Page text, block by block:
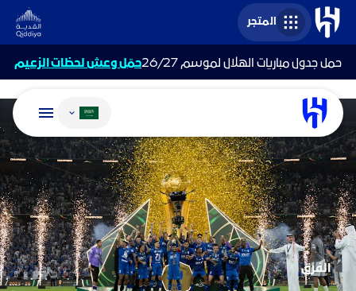
المتجر
حمل جدول مباريات الهلال لموسم 26/27 حمّل وعش لحظات الزعيم
تغيير اللغة
الفرق